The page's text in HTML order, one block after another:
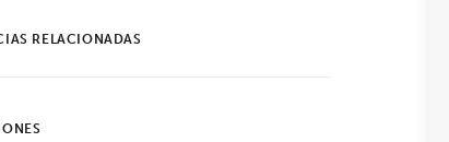
RELACIONADAS